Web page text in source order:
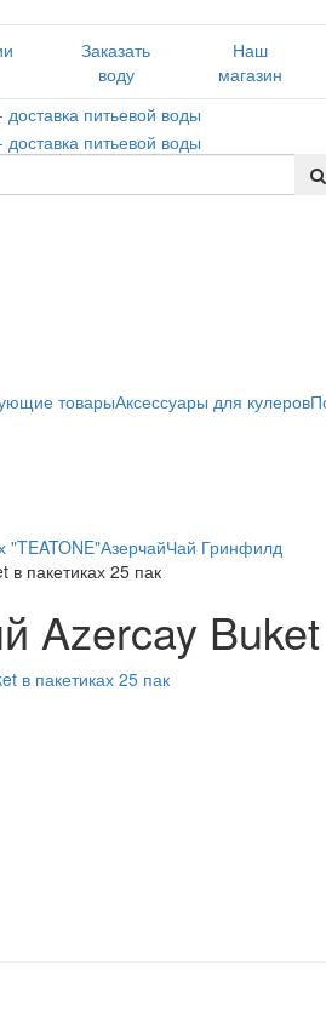
Заказать
воду
Наш
магазин
товарыАксессуары для кулеров
"TEATONE"АзерчайЧай Гринфилд
пакетиках 25 пак
Azercay